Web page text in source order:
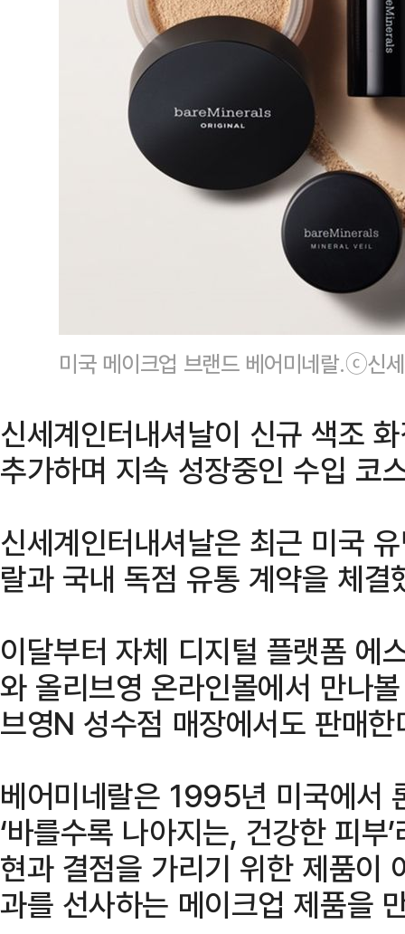
미국 메이크업 브랜드 베어미네랄.ⓒ신
신세계인터내셔날이 신규 색조
추가하며 지속 성장중인 수입 코
신세계인터내셔날은 최근 미국
랄과 국내 독점 유통 계약을 체
이달부터 자체 디지털 플랫폼 에
와 올리브영 온라인몰에서 만나
브영N 성수점 매장에서도 판매한
베어미네랄은 1995년 미국에서
‘바를수록 나아지는, 건강한 피
현과 결점을 가리기 위한 제품이
과를 선사하는 메이크업 제품을